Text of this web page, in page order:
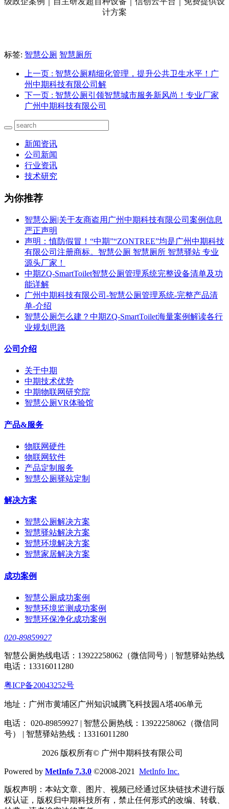
标签: 智慧公厕 智慧厕所
上一页 : 智慧公厕精细化管理，提升公共卫生水平！广
州中期科技有限公司解
下一页 : 智慧公厕引领智慧城市服务新风尚！专业厂家
广州中期科技有限公司
新闻资讯
公司新闻
行业资讯
技术研究
为你推荐
智慧公厕|关于友商盗用广州中期科技有限公司案例信息
严正声明
声明：慎防假冒！“中期”“ZONTREE”均是广州中期科技
有限公司注册商标。智慧公厕 智慧厕所 智慧驿站 专业
源头厂家！
中期ZQ-SmartToilet智慧公厕管理系统完整设备清单及功
能详解
广州中期科技有限公司-智慧公厕管理系统-完整产品清
单-介绍
智慧公厕怎么建？中期ZQ-SmartToilet海量案例解读各行
业规划思路
公司介绍
关于中期
中期技术优势
中期物联网研究院
智慧公厕VR体验馆
产品&服务
物联网硬件
物联网软件
产品定制服务
智慧公厕驿站定制
解决方案
智慧公厕解决方案
智慧驿站解决方案
智慧环境解决方案
智慧家居解决方案
成功案例
智慧公厕成功案例
智慧环境监测成功案例
智慧环保净化成功案例
020-89859927
智慧公厕热线电话：13922258062（微信同号）| 智慧驿站热线
电话：13316011280
粤ICP备20043252号
地址：广州市黄埔区广州知识城腾飞科技园A塔406单元
电话： 020-89859927 | 智慧公厕热线：13922258062（微信同
号） | 智慧驿站热线：13316011280
2026 版权所有© 广州中期科技有限公司
Powered by MetInfo 7.3.0 ©2008-2021 MetInfo Inc.
版权声明：本站文章、图片、视频已经通过区块链技术进行版
权认证，版权归中期科技所有，禁止任何形式的改编、转载、